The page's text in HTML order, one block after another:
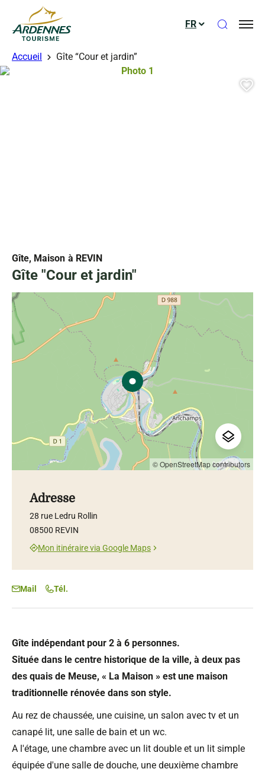
ADT des Ardennes
FR Ouvrir
Accueil Gîte “Cour et jardin”
Gîte, Maison à REVIN
Gîte "Cour et jardin"
Photo 1, © Droits gérés
Gîte indépendant pour 2 à 6 personnes.
Située dans le centre historique de la ville, à deux pas
des quais de Meuse, « La Maison » est une maison
traditionnelle rénovée dans son style.
Au rez de chaussée, une cuisine, un salon avec tv et un
canapé lit, une salle de bain et un wc.
A l'étage, une chambre avec un lit double et un lit simple
équipée d'une salle de douche, une deuxième chambre
© OpenStreetMap contributors
Adresse
28 rue Ledru Rollin
08500 REVIN
Mon itinéraire via Google Maps
Mail Tél.